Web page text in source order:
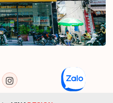
inkythuatso.com trên các mạng xã